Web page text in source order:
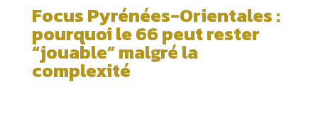
Focus Pyrénées-Orientales :
pourquoi le 66 peut rester
“jouable” malgré la
complexité